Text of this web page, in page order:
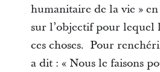
humanitaire de la vie »
sur l’objectif pour lequel
ces choses. Pour
a dit : « Nous le faisons